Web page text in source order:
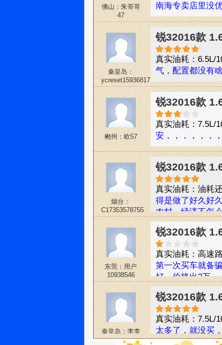
佛山：朱哥哥
47
南海专卖店里没
秦皇岛：
ycreset15936817
锐32016款
真实油耗：6.5L/
气，配置都没有
郴州：欧57
锐32016款
真实油耗：7.5L/
安，，，，，，
烟台：
C17353578755
锐32016款
真实油耗：油耗
得是做了好久好
农村，经济不怎
钱给我，我经过
了家里人遇到紧
走的旅行，，所
看性能、动力、
对于车子本身，
油耗低（自己养
东莞：用户
10938546
锐32016款
真实油耗：高速
第一次买车就备
好。价格出2万。
秦皇岛：李李
李群
锐32016款
真实油耗：7.5L/
太多了，就没买